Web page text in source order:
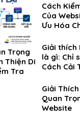
Trọng
Thiện Di
Tra
Cách
Của
Ưu Hóa
Giải thích
là gì: Chỉ
Cách Cải
Giải
Quan
Website